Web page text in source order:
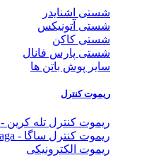
شستی اشنایدر
شستی آتونیکس
شستی کاکن
شستی پارس فانال
سایر پوش باتن ها
ریموت کنترل
ریموت کنترل تله کرین - telecrane
ریموت کنترل ساگا - saga
ریموت الکترونیکی